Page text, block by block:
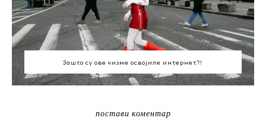
Зашто су ове чизме освојиле интернет?!
постави коментар